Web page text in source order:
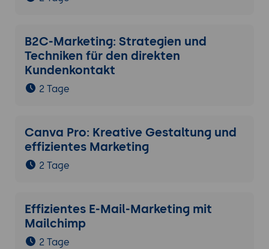
B2C-Marketing: Strategien und
Techniken für den direkten
Kundenkontakt
2 Tage
Canva Pro: Kreative Gestaltung und
effizientes Marketing
2 Tage
Effizientes E-Mail-Marketing mit
Mailchimp
2 Tage